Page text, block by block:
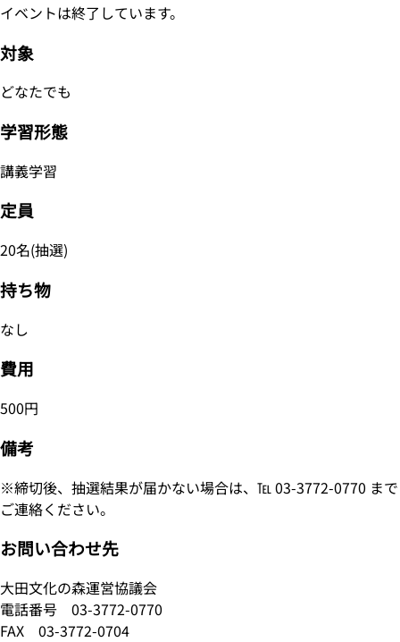
イベントは終了しています。
対象
どなたでも
学習形態
講義学習
定員
20名(抽選)
持ち物
なし
費用
500円
備考
※締切後、抽選結果が届かない場合は、℡ 03-3772-0770 まで
ご連絡ください。
お問い合わせ先
大田文化の森運営協議会
電話番号 03-3772-0770
FAX 03-3772-0704